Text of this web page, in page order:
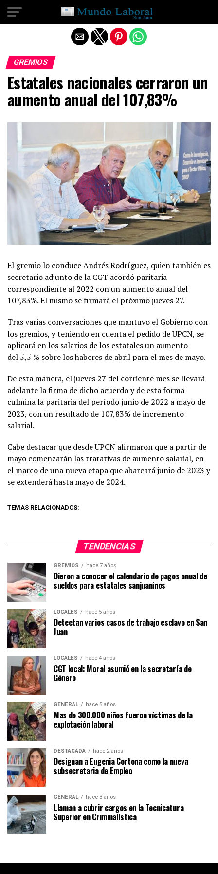
GREMIOS
Estatales nacionales cerraron un
aumento anual del 107,83%
El gremio lo conduce Andrés Rodríguez, quien también es
secretario adjunto de la CGT acordó paritaria
correspondiente al 2022 con un aumento anual del
107,83%. El mismo se firmará el próximo jueves 27.
Tras varias conversaciones que mantuvo el Gobierno con
los gremios, y teniendo en cuenta el pedido de UPCN, se
aplicará en los salarios de los estatales un aumento
del 5,5 % sobre los haberes de abril para el mes de mayo.
De esta manera, el jueves 27 del corriente mes se llevará
adelante la firma de dicho acuerdo y de esta forma
culmina la paritaria del período junio de 2022 a mayo de
2023, con un resultado de 107,83% de incremento
salarial.
Cabe destacar que desde UPCN afirmaron que a partir de
mayo comenzarán las tratativas de aumento salarial, en
el marco de una nueva etapa que abarcará junio de 2023 y
se extenderá hasta mayo de 2024.
TEMAS RELACIONADOS:
TENDENCIAS
GREMIOS hace 7 años
Dieron a conocer el calendario de pagos anual de
sueldos para estatales sanjuaninos
LOCALES hace 5 años
Detectan varios casos de trabajo esclavo en San
Juan
LOCALES hace 4 años
CGT local: Moral asumió en la secretaría de
Género
GENERAL hace 5 años
Mas de 300.000 niños fueron víctimas de la
explotación laboral
DESTACADA hace 2 años
Designan a Eugenia Cortona como la nueva
subsecretaria de Empleo
GENERAL hace 3 años
Llaman a cubrir cargos en la Tecnicatura
Superior en Criminalística
Salir de la versión móvil